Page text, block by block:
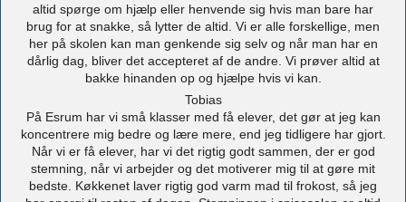
altid spørge om hjælp eller henvende sig hvis man bare har
brug for at snakke, så lytter de altid. Vi er alle forskellige, men
her på skolen kan man genkende sig selv og når man har en
dårlig dag, bliver det accepteret af de andre. Vi prøver altid at
bakke hinanden op og hjælpe hvis vi kan.
Tobias
På Esrum har vi små klasser med få elever, det gør at jeg kan
koncentrere mig bedre og lære mere, end jeg tidligere har gjort.
Når vi er få elever, har vi det rigtig godt sammen, der er god
stemning, når vi arbejder og det motiverer mig til at gøre mit
bedste. Køkkenet laver rigtig god varm mad til frokost, så jeg